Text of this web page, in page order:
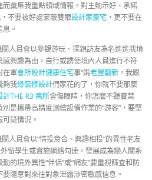
彙集我重點領域情報。對主動示好、承諾
不要被好處蒙蔽雙眼設計家豪宅 ，更不要在
。
人員會以參觀游玩、探親訪友為名進進我境
興趣為由，自行或誘使境內人員進行不符
在軍會所設計健康住宅事“媽老屋翻新 ，我跟
夠我綠裝修設計們家花的了，你就不要那麼
計THE R3 寓所會傷眼睛，你怎麼不聽寶禁
是攜帶高精度測繪設備作業的“游客”，要堅
疑情況。
人員會以“情投意合、興趣相投”的異性老友
留學生或實施網絡勾連，發展成為戀人關系
的境外異性“伴侶”或“網友”要重視篩查和防
隨意對來往對象泄露涉密敏感信息。